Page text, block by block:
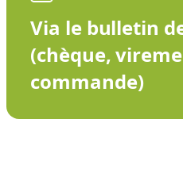
Via le bulletin
(chèque,
commande)